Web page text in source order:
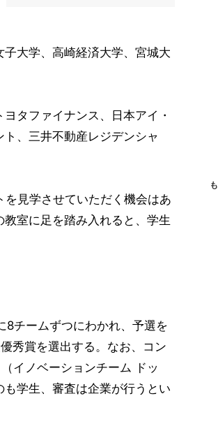
大学、高崎経済大学、宮城大
タファイナンス、日本アイ・
、三井不動産レジデンシャ
見学させていただく機会はあ
室に足を踏み入れると、学生
8チームずつにわかれ、予選を
秀賞を選出する。なお、コン
イノベーションチーム ドッ
学生、審査は企業が行うとい